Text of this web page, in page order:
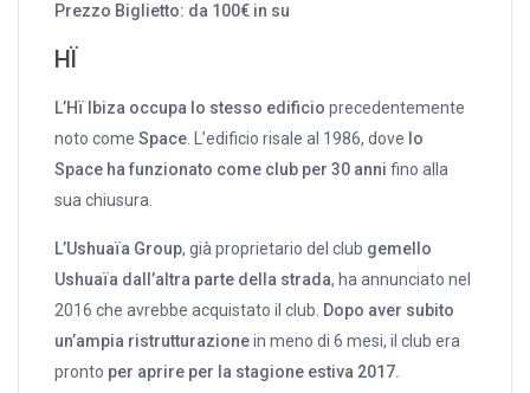
Prezzo Biglietto: da 100€ in su
HÏ
L’Hï Ibiza occupa lo stesso edificio precedentemente
noto comeSpace. L’edificio risale al 1986, dove lo
Space ha funzionato come club per 30 anni fino alla
sua chiusura.
L’Ushuaïa Group, già proprietario del club gemello
Ushuaïa dall’altra parte della strada, ha annunciato nel
2016 che avrebbe acquistato il club. Dopo aver subito
un’ampia ristrutturazionein meno di 6 mesi, il club era
pronto per aprire per la stagione estiva 2017.